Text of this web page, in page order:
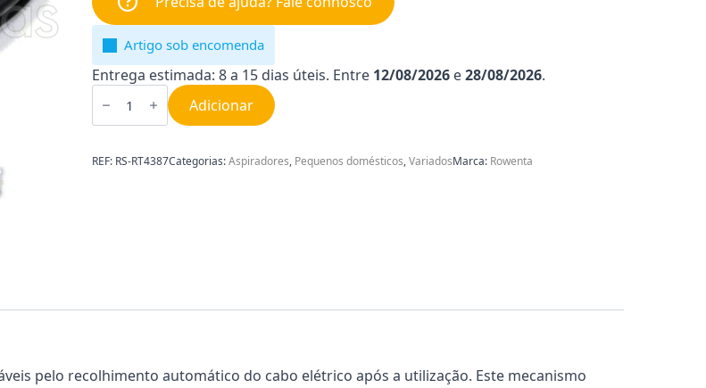
Artigo sob encomenda
Entrega estimada: 8 a 15 dias úteis. Entre 12/08/2026 e28/08/2026.
Quantidade
de
do
Rowenta
RS-
Adicionar
REF: RS-RT4387Categorias:Aspiradores, Pequenos domésticos,VariadosMarca: Rowenta
pelo recolhimento automático do cabo elétrico após a utilização. Este mecanismo